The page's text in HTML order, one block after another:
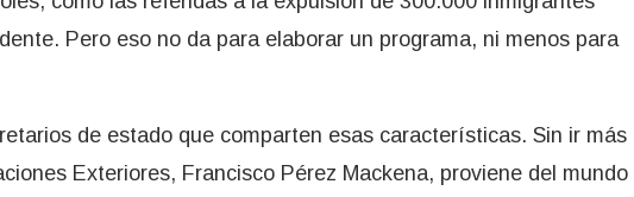
Pero eso no da para elaborar un programa, ni menos para
de estado que comparten esas características. Sin ir más
Exteriores, Francisco Pérez Mackena, proviene del mundo